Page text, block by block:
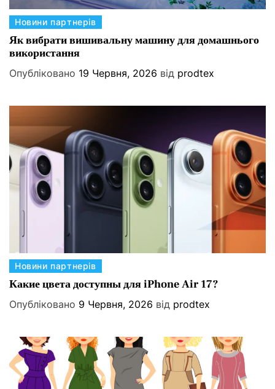
а
т
е
і
ї
Новини партнерів
Як вибрати вишивальну машину для домашнього
використання
Опубліковано 19 Червня, 2026 від prodtex
а
е
р
Новини партнерів
Какие цвета доступны для iPhone Air 17?
Опубліковано 9 Червня, 2026 від prodtex